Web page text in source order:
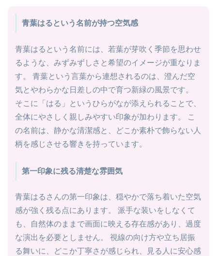
青葉はるという名前が持つ空気感
青葉はるという名前には、若葉が芽吹く季節を思わせ
るような、みずみずしさと希望のイメージが重なりま
す。 青葉という言葉から連想されるのは、澄んだ空
気とやわらかな日差しの中で育つ新緑の風景です。
そこに「はる」というひらがなが添えられることで、
全体にやさしく親しみやすい印象が加わります。 こ
の名前は、静かな清潔感と、どこか素朴で飾らない人
柄を感じさせる響きを持っています。
第一印象に残る清楚な雰囲気
青葉はるさんの第一印象は、穏やかで落ち着いた空気
感が強く残る点にあります。 派手な装いをしなくて
も、自然体のままで画面に映える存在感があり、過度
な演出を必要としません。 視線の向け方や立ち居振
る舞いに、どこか丁寧さが感じられ、見る人に安心感